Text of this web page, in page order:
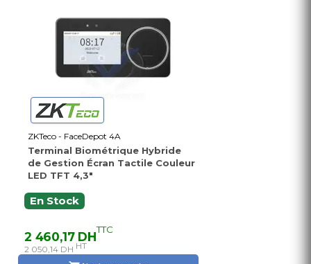
ZKTeco - FaceDepot 4A
Terminal Biométrique Hybride
de Gestion Écran Tactile Couleur
LED TFT 4,3"
En Stock
2 460,17 DHTTC
2 050,14 DH HT